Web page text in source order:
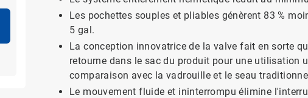
Les pochettes souples et pliables génèrent 83 %
5 gal.
La conception innovatrice de la valve fait en sorte
retourne dans le sac du produit pour une utilisation
comparaison avec la vadrouille et le seau
Le mouvement fluide et ininterrompu élimine